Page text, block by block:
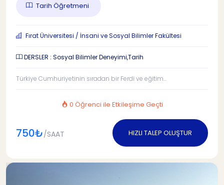
Tarih Öğretmeni
Fırat Üniversitesi / İnsani ve Sosyal Bilimler Fakültesi
DERSLER : Sosyal Bilimler Deneyimi,Tarih
Türkiye Cumhuriyetinin sıradan bir Ferdi ve eğitim...
0 Öğrenci ile Etkileşime Geçti
750₺/SAAT HIZLI TALEP OLUŞTUR